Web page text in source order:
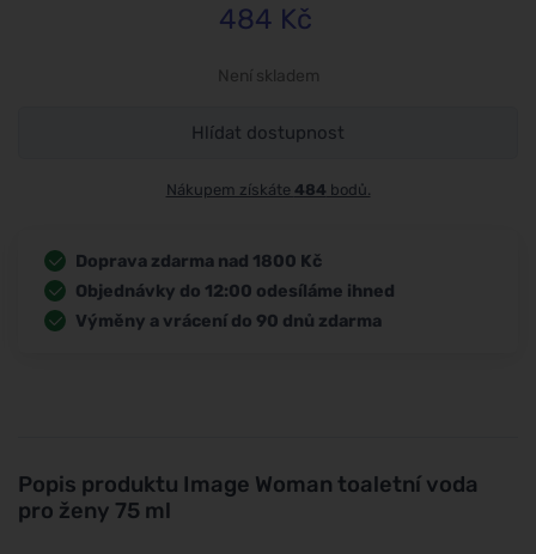
Popis produktu Image Woman toaletní voda
pro ženy 75 ml
484 Kč
Není skladem
Hlídat dostupnost
Nákupem získáte 484 bodů.
Doprava zdarma nad 1800 Kč
Objednávky do 12:00 odesíláme ihned
Výměny a vrácení do 90 dnů zdarma